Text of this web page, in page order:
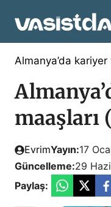
atla
Almanya’da kariyer
maaşları
EvrimYayın:17
Güncelleme:29
Paylaş: